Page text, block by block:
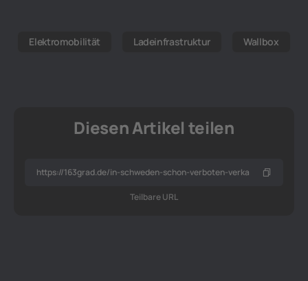
Elektromobilität Ladeinfrastruktur Wallbox
Diesen Artikel teilen
Teilbare URL